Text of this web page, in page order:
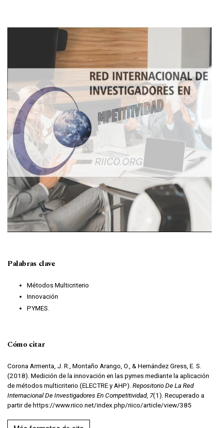
Imagen de portada
Palabras clave
Métodos Multicriterio
Innovación
PYMES.
Cómo citar
Corona Armenta, J. R., Montaño Arango, O., & Hernández Gress, E. S.
(2018). Medición de la innovación en las pymes mediante la aplicación
de métodos multicriterio (ELECTRE y AHP). Repositorio De La Red
Internacional De Investigadores En Competitividad, 7(1). Recuperado a
partir de https://www.riico.net/index.php/riico/article/view/385